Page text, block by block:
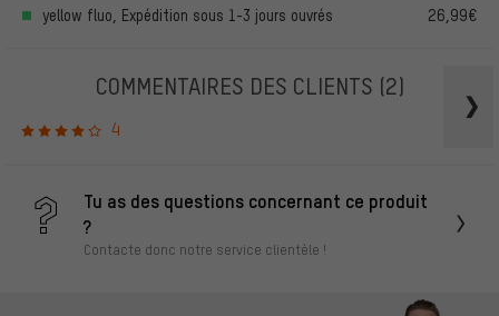
yellow fluo, Expédition sous 1-3 jours ouvrés
26,99€
COMMENTAIRES DES CLIENTS (2)
4
Tu as des questions concernant ce produit
?
Contacte donc notre service clientèle !